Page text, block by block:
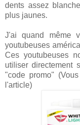
dents assez
plus jaunes.
J'ai quand même
youtubeuses
Ces youtubeuses
utiliser directement
"code promo"
l'article)